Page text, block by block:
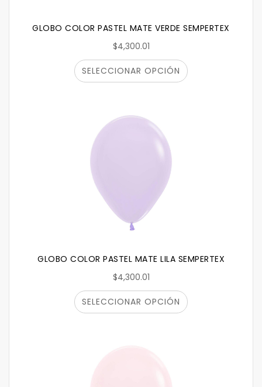
GLOBO COLOR PASTEL MATE VERDE SEMPERTEX
$4,300.01
SELECCIONAR OPCIÓN
GLOBO COLOR PASTEL MATE LILA SEMPERTEX
$4,300.01
SELECCIONAR OPCIÓN